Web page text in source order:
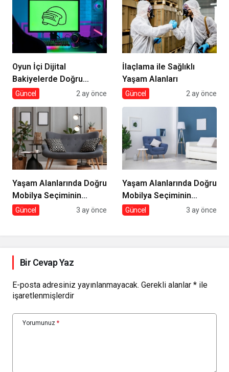
Oyun İçi Dijital
Bakiyelerde Doğru
Tercihler
Güncel 2 ay önce
İlaçlama ile Sağlıklı
Yaşam Alanları
Güncel 2 ay önce
Yaşam Alanlarında Doğru
Mobilya Seçiminin
İncelikleri
Güncel 3 ay önce
Yaşam Alanlarında Doğru
Mobilya Seçiminin
Önemi
Güncel 3 ay önce
Bir Cevap Yaz
E-posta adresiniz yayınlanmayacak. Gerekli alanlar * ile
işaretlenmişlerdir
Yorumunuz *